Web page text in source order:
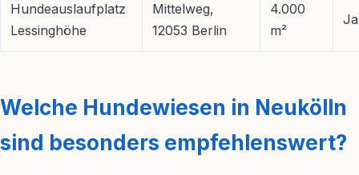
Hundeauslaufplatz
Lessinghöhe
Mittelweg,
12053 Berlin
4.000
m²
Ja
Welche Hundewiesen in Neukölln
sind besonders empfehlenswert?